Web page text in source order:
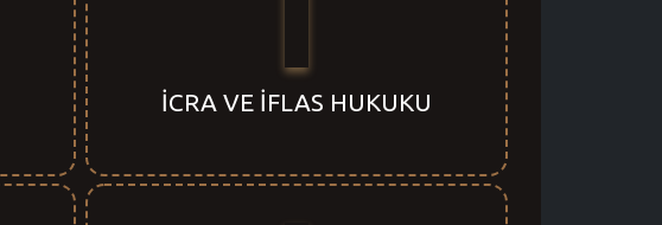
İCRA VE İFLAS HUKUKU